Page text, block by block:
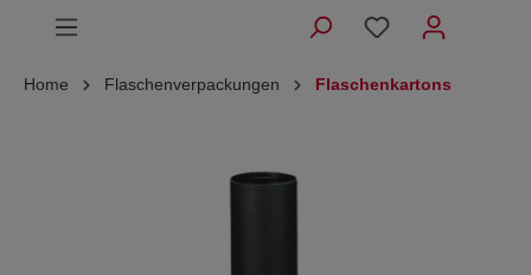
Home Flaschenverpackungen Flaschenkartons